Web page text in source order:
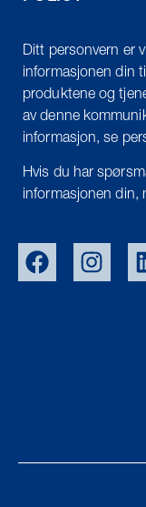
Ditt personvern er
informasjonen din
produktene og
av denne
informasjon, se
Hvis du har
informasjonen din,